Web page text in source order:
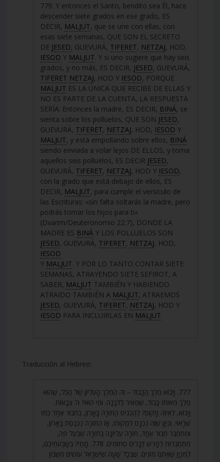
779. Y entonces el Santo, bendito sea Él, hace
descender siete grados en ese grado, ES
DECIR, MALJUT, que se une con ellas, con
esas siete semanas, QUE SON EL SECRETO
DE JESED, GUEVURÁ, TIFERET, NETZAJ, HOD,
IESOD Y MALJUT. Y si uno sugiere que hay seis
grados, y no más, ES DECIR, JESED, GUEVURÁ,
TIFERET NETZAJ, HOD Y IESOD, PORQUE
MALJUT ES LA ÚNICA QUE RECIBE DE ELLAS Y
NO ES PARTE DE LA CUENTA, LA RESPUESTA
SERÍA: Entonces la madre, ES DECIR, BINÁ, se
sienta sobre los polluelos, QUE SON JESED,
GUEVURÁ, TIFERET, NETZAJ, HOD, IESOD Y
MALJUT, y está empollando sobre ellos, BINÁ
siendo enviada a volar lejos DE ELLOS, y toma
aquellos seis polluelos, ES DECIR JESED,
GUEVURÁ, TIFERET, NETZAJ, HOD Y IESOD,
con la grado que está debajo de ellos, ES
DECIR, MALJUT, para cumplir el versículo de
las Escrituras: «sin falta soltarás la madre, pero
podrás tomar los hijos para ti»
(Dvarim/Deuteronomio 22:7), DONDE LA
MADRE ES BINÁ Y LOS POLLUELOS SON
JESED, GUEVURÁ, TIFERET, NETZAJ, HOD,
IESOD
Y MALJUT. Y POR LO TANTO CONTAR SIETE
SEMANAS, ATRAYENDO SIETE SEFIROT, A
SABER, MALJUT TAMBIÉN Y HABIENDO
ATRAIDO TAMBIÉN A MALJUT, ATRAEMOS
JESED, GUEVURÁ, TIFERET, NETZAJ, HOD Y
IESOD PARA INCLUIRLAS EN MALJUT.
Traducción al Hebreo:
777. וְיָבוֹא מֶלֶךְ הַכָּבוֹד – זֶה הַמֶּלֶךְ הָעֶלְיוֹן שֶׁל הַכֹּל, שֶׁהוּא
מֶלֶךְ מֵאוֹתוֹ כָּבוֹד, שֶׁמֵּאִיר לַלְּבָנָה. וּמִי הוּא? ה’ צְבָאוֹת.
וְיָבוֹא, לְאֵיזֶה מָקוֹם? לְהַכְנִיס הַתּוֹרָה בָּאָרוֹן, בְּחִבּוּר אֶחָד כְּמוֹ
שֶׁרָאוּי. וְכֵיוָן שֶׁזֶּה נִכְנָס לִמְקוֹמוֹ, אָז הַתּוֹרָה נִכְנֶסֶת בָּאָרוֹן,
וּמִתְחַבֵּר חִבּוּר אֶחָד, תּוֹרָה עֶלְיוֹנָה בְּתוֹרָה שֶׁבְּעַל פֶּה,
מִתְחַבְּרוֹת לְפָרֵשׁ דְּבָרִים סְתוּמִים. 778. מָתַי? בְּשָׁבֻעֹתֵיכֶם,
לַמִּנְיָן שֶׁאַתֶּם מוֹנִים. שֶׁבְּכָל שָׁעָה שֶׁיִּשְׂרָאֵל עוֹשִׂים חֶשְׁבּוֹן